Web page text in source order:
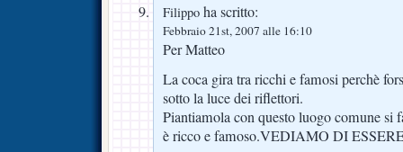
Filippo ha scritto:
Febbraio 21st, 2007 alle 16:10
Per Matteo
La coca gira tra ricchi e famosi perchè
sotto la luce dei riflettori.
Piantiamola con questo luogo comune si
è ricco e famoso.VEDIAMO DI